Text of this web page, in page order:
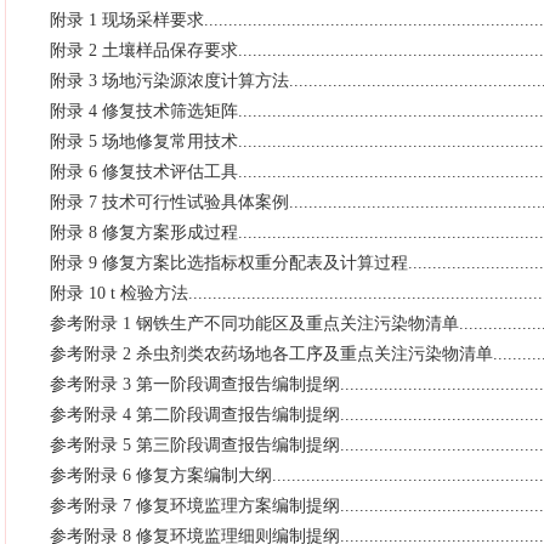
附录 1 现场采样要求
附录 2 土壤样品保存要求
附录 3 场地污染源浓度计算方法
附录 4 修复技术筛选矩阵
附录 5 场地修复常用技术
附录 6 修复技术评估工具
附录 7 技术可行性试验具体案例
附录 8 修复方案形成过程
附录 9 修复方案比选指标权重分配表及计算过程
附录 10 t 检验方法
参考附录 1 钢铁生产不同功能区及重点关注污染物清单
参考附录 2 杀虫剂类农药场地各工序及重点关注污染物清单
参考附录 3 第一阶段调查报告编制提纲
参考附录 4 第二阶段调查报告编制提纲
参考附录 5 第三阶段调查报告编制提纲
参考附录 6 修复方案编制大纲
参考附录 7 修复环境监理方案编制提纲
参考附录 8 修复环境监理细则编制提纲